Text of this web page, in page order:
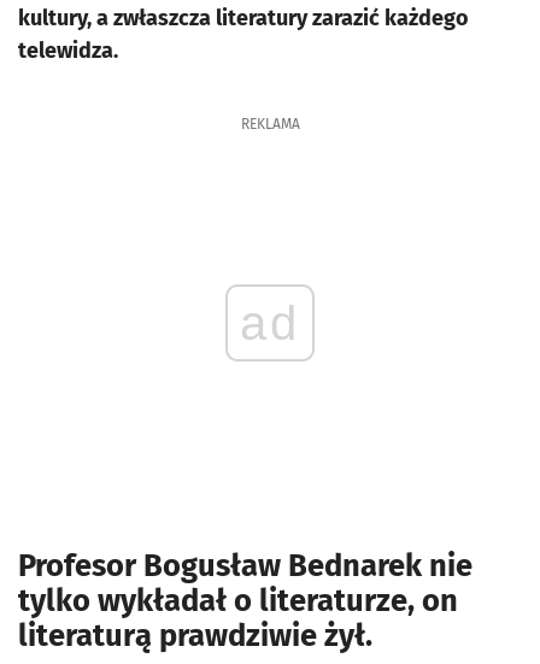
kultury, a zwłaszcza literatury zarazić każdego
telewidza.
REKLAMA
ad
Profesor Bogusław Bednarek nie
tylko wykładał o literaturze, on
literaturą prawdziwie żył.